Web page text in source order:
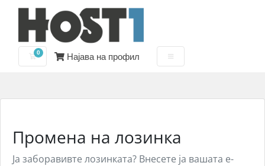
0
Потрошувачка кошничка
Најава на профил
Промена на лозинка
Ја заборавивте лозинката? Внесете ја вашата е-